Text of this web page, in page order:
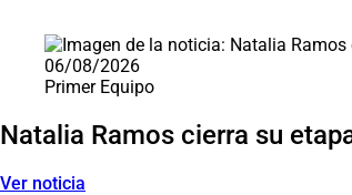
06/08/2026
Primer Equipo
Natalia Ramos cierra su
Ver noticia